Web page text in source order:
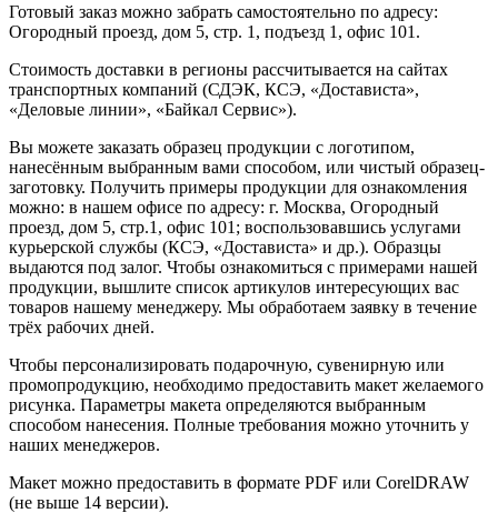
Готовый заказ можно забрать самостоятельно по адресу:
Огородный проезд, дом 5, стр. 1, подъезд 1, офис 101.
Стоимость доставки в регионы рассчитывается на сайтах
транспортных компаний (СДЭК, КСЭ, «Достависта»,
«Деловые линии», «Байкал Сервис»).
Вы можете заказать образец продукции с логотипом,
нанесённым выбранным вами способом, или чистый образец-
заготовку. Получить примеры продукции для ознакомления
можно: в нашем офисе по адресу: г. Москва, Огородный
проезд, дом 5, стр.1, офис 101; воспользовавшись услугами
курьерской службы (КСЭ, «Достависта» и др.). Образцы
выдаются под залог. Чтобы ознакомиться с примерами нашей
продукции, вышлите список артикулов интересующих вас
товаров нашему менеджеру. Мы обработаем заявку в течение
трёх рабочих дней.
Чтобы персонализировать подарочную, сувенирную или
промопродукцию, необходимо предоставить макет желаемого
рисунка. Параметры макета определяются выбранным
способом нанесения. Полные требования можно уточнить у
наших менеджеров.
Макет можно предоставить в формате PDF или CorelDRAW
(не выше 14 версии).